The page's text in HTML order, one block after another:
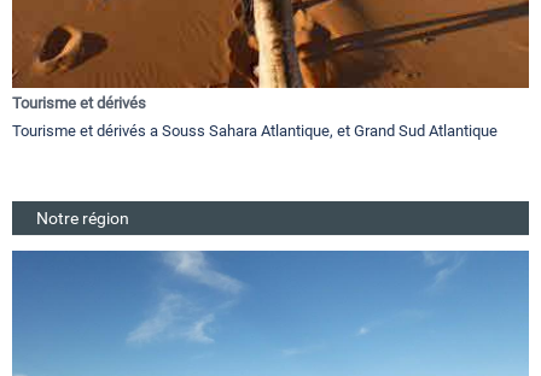
Tourisme et dérivés
Tourisme et dérivés a Souss Sahara Atlantique, et Grand Sud Atlantique
Notre région